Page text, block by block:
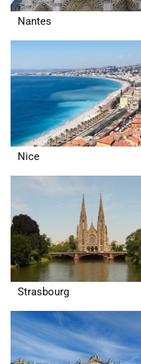
Nantes
Nice
Strasbourg